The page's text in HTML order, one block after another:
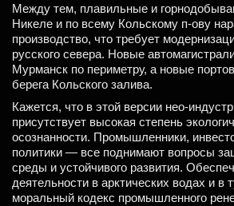
Между тем, плавильные и
Никеле и по всему Кольскому п-ову
производство, что требует
русского севера. Новые
Мурманск по периметру, а новые
берега Кольского залива.
Кажется, что в этой версии нео-
присутствует высокая степень
осознанности. Промышленники,
политики — все поднимают вопросы
среды и устойчивого развития.
деятельности в арктических водах и
моральный кодекс промышленного